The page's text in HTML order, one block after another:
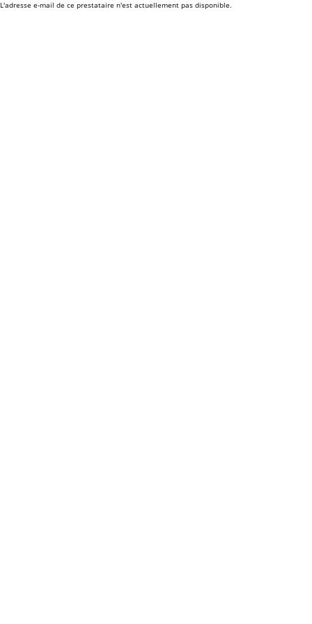
L'adresse e-mail de ce prestataire n'est actuellement pas disponible.